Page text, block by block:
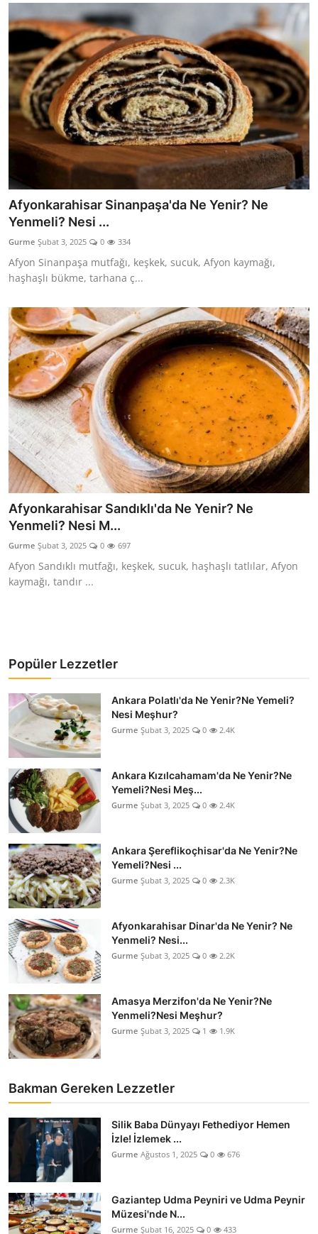
Afyonkarahisar Sinanpaşa'da Ne Yenir? Ne
Yenmeli? Nesi ...
Gurme Şubat 3, 2025 0 334
Afyon Sinanpaşa mutfağı, keşkek, sucuk, Afyon kaymağı,
haşhaşlı bükme, tarhana ç...
Afyonkarahisar Sandıklı'da Ne Yenir? Ne
Yenmeli? Nesi M...
Gurme Şubat 3, 2025 0 697
Afyon Sandıklı mutfağı, keşkek, sucuk, haşhaşlı tatlılar, Afyon
kaymağı, tandır ...
Popüler Lezzetler
Ankara Polatlı'da Ne Yenir?Ne Yemeli?
Nesi Meşhur?
Gurme Şubat 3, 2025 0 2.4K
Ankara Kızılcahamam'da Ne Yenir?Ne
Yemeli?Nesi Meş...
Gurme Şubat 3, 2025 0 2.4K
Ankara Şereflikoçhisar'da Ne Yenir?Ne
Yemeli?Nesi ...
Gurme Şubat 3, 2025 0 2.3K
Afyonkarahisar Dinar'da Ne Yenir? Ne
Yenmeli? Nesi...
Gurme Şubat 3, 2025 0 2.2K
Amasya Merzifon'da Ne Yenir?Ne
Yenmeli?Nesi Meşhur?
Gurme Şubat 3, 2025 1 1.9K
Bakman Gereken Lezzetler
Silik Baba Dünyayı Fethediyor Hemen
İzle! İzlemek ...
Gurme Ağustos 1, 2025 0 676
Gaziantep Udma Peyniri ve Udma Peynir
Müzesi'nde N...
Gurme Şubat 16, 2025 0 433